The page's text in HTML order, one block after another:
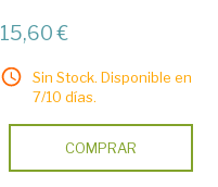
15,60 €
Sin Stock. Disponible en
7/10 días.
COMPRAR